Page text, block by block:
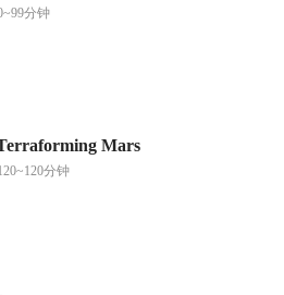
分钟
Mars
分钟